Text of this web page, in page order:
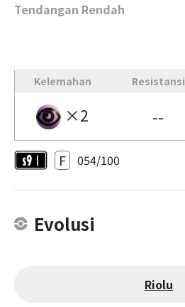
Tendangan Rendah
Kelemahan Resistansi
×2 --
F 054/100
Evolusi
Riolu